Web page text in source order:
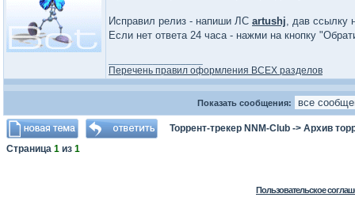
Исправил релиз - напиши ЛС artushj, дав ссылку
Если нет ответа 24 часа - нажми на кнопку
Перечень правил оформления ВСЕХ разделов
Показать сообщения:
Торрент-трекер NNM-Club -> Архив
Страница 1 из 1
Пользовательское